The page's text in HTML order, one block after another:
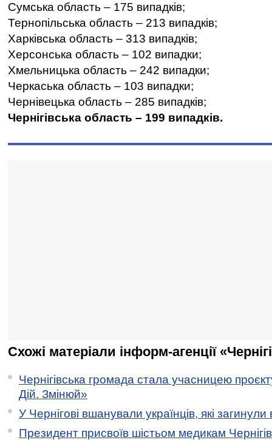
Сумська область – 175 випадків;
Тернопільська область – 213 випадків;
Харківська область – 313 випадків;
Херсонська область – 102 випадки;
Хмельницька область – 242 випадки;
Черкаська область – 103 випадки;
Чернівецька область – 285 випадків;
Чернігівська область – 199 випадків.
Схожі матеріали інформ-агенції
Чернігівська громада стала учасницею
Дій. Змінюй»
У Чернігові вшанували українців, які загинули
Президент присвоїв шістьом медикам